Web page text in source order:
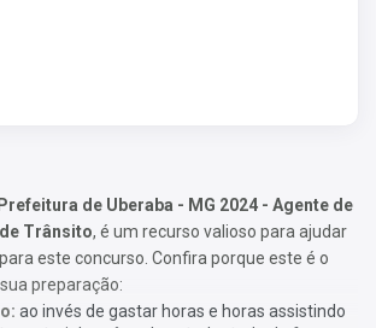
de Uberaba - MG 2024 - Agente de
Trânsito, é um recurso valioso para ajudar
este concurso. Confira porque este é o
preparação:
ao invés de gastar horas e horas assistindo